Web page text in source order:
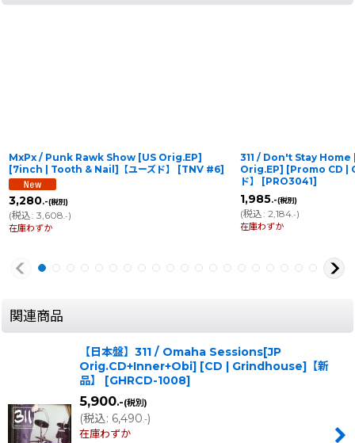
MxPx / Punk Rawk Show [US Orig.EP]
[7inch | Tooth & Nail]【ユーズド】
[TNV #6]
3,280.-(税別)
(税込: 3,608.-)
在庫わずか
311 / Don't Stay
Orig.EP] [Promo CD |
ド】
[PRO3041]
1,985.-(税別)
(税込: 2,184.-)
在庫わずか
関連商品
【日本盤】311 / Omaha Sessions[JP
Orig.CD+Inner+Obi] [CD | Grindhouse]【新
品】
[GHRCD-1008]
5,900.-(税別)
(税込: 6,490.-)
在庫わずか